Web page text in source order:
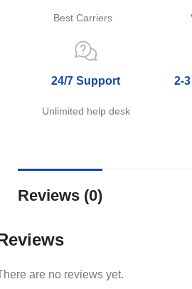
Best Carriers
24/7 Support
Unlimited help desk
2-
Reviews (0)
are no reviews yet.